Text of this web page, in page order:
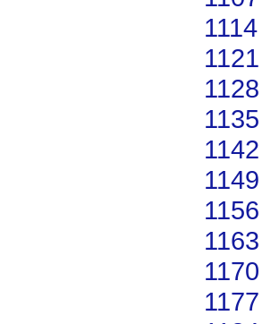
1114
1121
1128
1135
1142
1149
1156
1163
1170
1177